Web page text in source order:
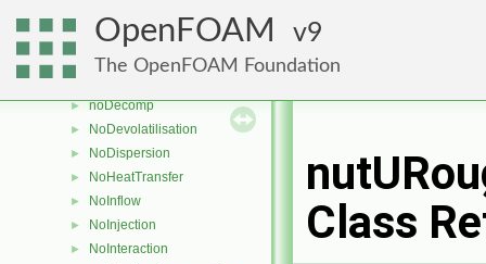
OpenFOAM 9
The OpenFOAM Foundation
► noChemistrySolver
► NoCollision
►
► noDecomp
► NoDevolatilisation
► NoDispersion
► NoHeatTransfer
► NoInflow
► NoInjection
►
NoInteraction
Class